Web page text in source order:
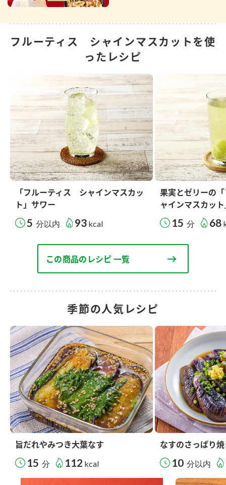
フルーティス シャインマスカットを使
ったレシピ
「フルーティス シャインマスカッ
ト」サワー
5 分以内 93 kcal
果実とゼリーの
ャインマスカッ
15 分 68
この商品のレシピ 一覧
季節の人気レシピ
旨だれやみつき大葉なす
15 分 112 kcal
なすのさっぱり
10 分以内